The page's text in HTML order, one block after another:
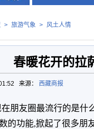
> 旅游气象 > 风土人情
春暖花开的拉
来源： 西藏商报
朋友圈最流行的是什
的功能,掀起了很多朋